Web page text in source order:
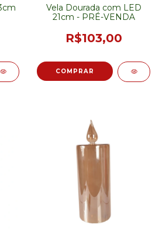
Vela Dourada com LED
21cm - PRÉ-VENDA
R$103,00